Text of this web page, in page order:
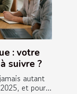
: votre
suivre ?
autant
et pour...